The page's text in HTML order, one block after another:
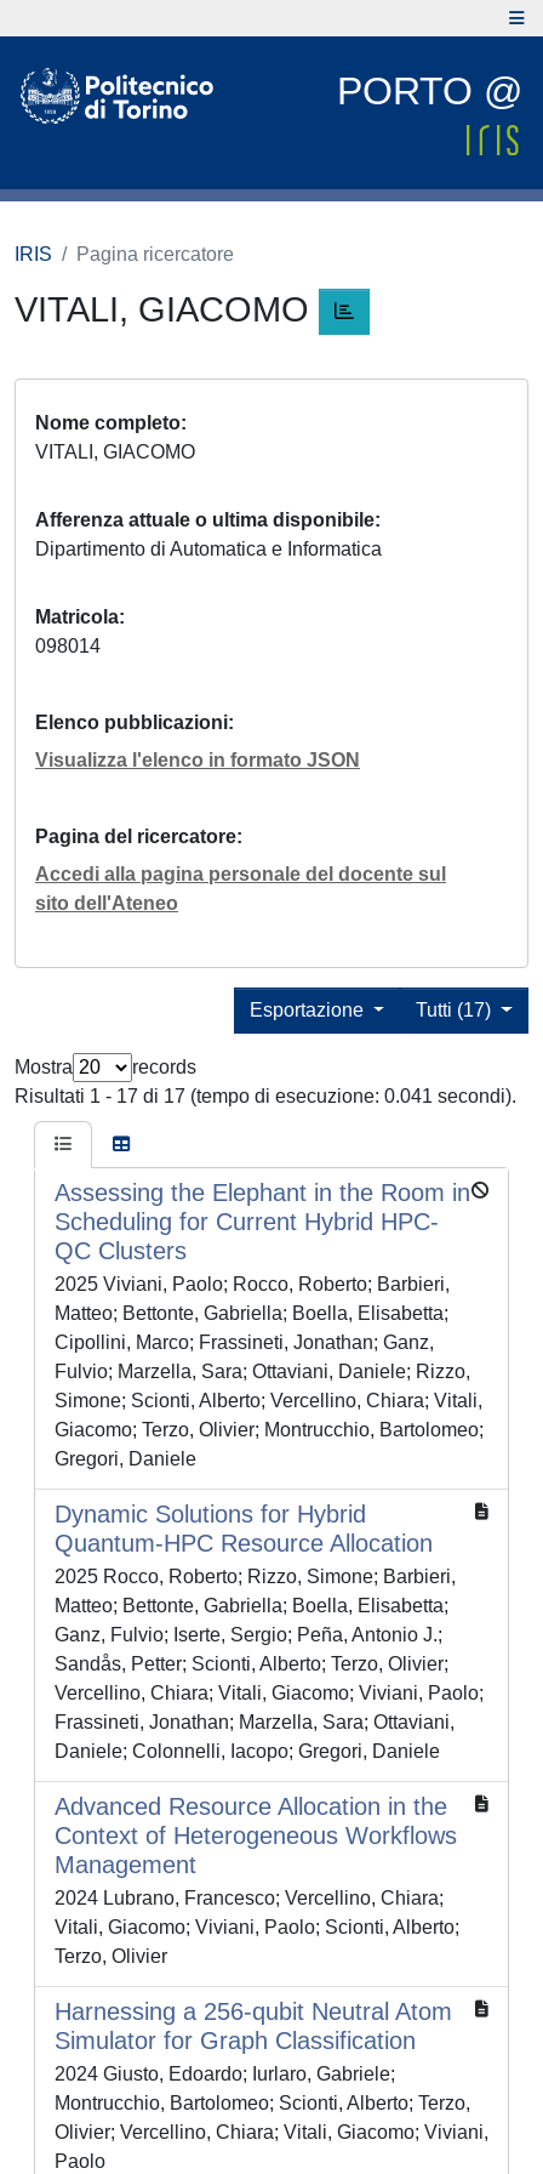
PORTO @
IRIS Pagina ricercatore
VITALI, GIACOMO
Nome completo
VITALI, GIACOMO
Afferenza attuale o ultima disponibile
Dipartimento di Automatica e Informatica
Matricola
098014
Elenco pubblicazioni
Visualizza l'elenco in formato JSON
Pagina del ricercatore
Accedi alla pagina personale del docente sul
sito dell'Ateneo
Tutti (17)
Esportazione
Mostra
records
Risultati 1 - 17 di 17 (tempo di esecuzione: 0.041 secondi).
Assessing the Elephant in the Room in
Scheduling for Current Hybrid HPC-
QC Clusters
2025 Viviani, Paolo; Rocco, Roberto; Barbieri,
Matteo; Bettonte, Gabriella; Boella, Elisabetta;
Cipollini, Marco; Frassineti, Jonathan; Ganz,
Fulvio; Marzella, Sara; Ottaviani, Daniele; Rizzo,
Simone; Scionti, Alberto; Vercellino, Chiara; Vitali,
Giacomo; Terzo, Olivier; Montrucchio, Bartolomeo;
Gregori, Daniele
Dynamic Solutions for Hybrid
Quantum-HPC Resource Allocation
2025 Rocco, Roberto; Rizzo, Simone; Barbieri,
Matteo; Bettonte, Gabriella; Boella, Elisabetta;
Ganz, Fulvio; Iserte, Sergio; Peña, Antonio J.;
Sandås, Petter; Scionti, Alberto; Terzo, Olivier;
Vercellino, Chiara; Vitali, Giacomo; Viviani, Paolo;
Frassineti, Jonathan; Marzella, Sara; Ottaviani,
Daniele; Colonnelli, Iacopo; Gregori, Daniele
Advanced Resource Allocation in the
Context of Heterogeneous Workflows
Management
2024 Lubrano, Francesco; Vercellino, Chiara;
Vitali, Giacomo; Viviani, Paolo; Scionti, Alberto;
Terzo, Olivier
Harnessing a 256-qubit Neutral Atom
Simulator for Graph Classification
2024 Giusto, Edoardo; Iurlaro, Gabriele;
Montrucchio, Bartolomeo; Scionti, Alberto; Terzo,
Olivier; Vercellino, Chiara; Vitali, Giacomo; Viviani,
Paolo